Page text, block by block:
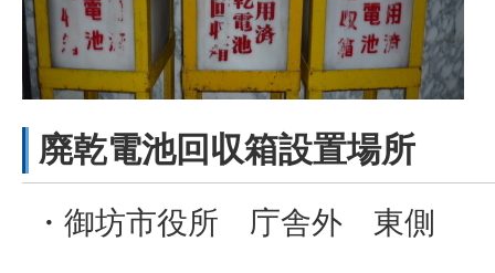
廃乾電池回収箱設置場所
・御坊市役所 庁舎外 東側